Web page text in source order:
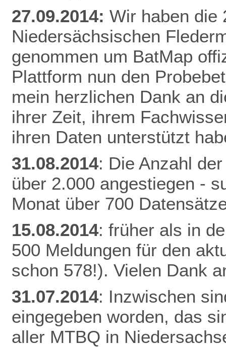
27.09.2014: Wir haben die
Niedersächsischen
genommen um BatMap
Plattform nun den
mein herzlichen Dank an
ihrer Zeit, ihrem
ihren Daten unterstützt
31.08.2014: Die Anzahl
über 2.000 angestiegen -
Monat über 700
15.08.2014: früher als in
500 Meldungen für den
schon 578!). Vielen Dank
31.07.2014: Inzwischen
eingegeben worden, das
aller MTBQ in